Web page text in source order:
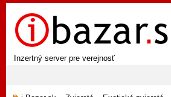
Inzertný server pre verejnosť